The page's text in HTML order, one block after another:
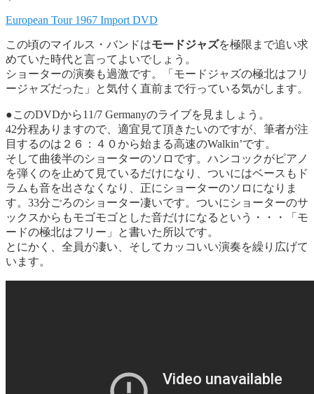
European Tour 1967 Import DVD
この頃のマイルス・バンドはモードジャズを極限まで追い求
めていた時代と言ってよいでしょう。
ショーターの演奏も過激です。「モードジャズの極北はフリ
ージャズだった」と気付く直前まで行っている気がします。
●このDVDから11/7 Germanyのライブを見ましょう。
42分程ありますので、適宜見て頂きたいのですが、筆者が注
目するのは２６：４０から始まる高速のWalkin’です。
そして曲後半のショーターのソロです。ハンコックがピアノ
を弾くのを止めて見ているだけになり、ついにはベースもド
ラムも音を出さなくなり、正にショーターのソロになりま
す。33分ごろのショーター凄いです。ついにショーターのサ
ックスからもモゴモゴとした音だけになるという・・・「モ
ードの極北はフリー」と書いた所以です。
とにかく、全員が凄い、そしてカッコいい演奏を繰り広げて
います。